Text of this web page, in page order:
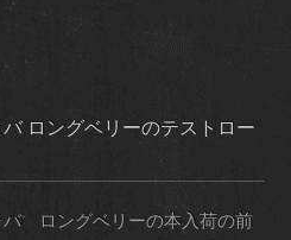
ロングベリーのテストロー
ロングベリーの本入荷の前